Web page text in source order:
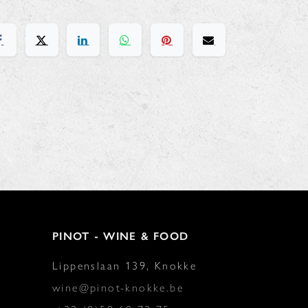
PINOT - WINE & FOOD
Lippenslaan 139, Knokke
wine@pinot-knokke.be